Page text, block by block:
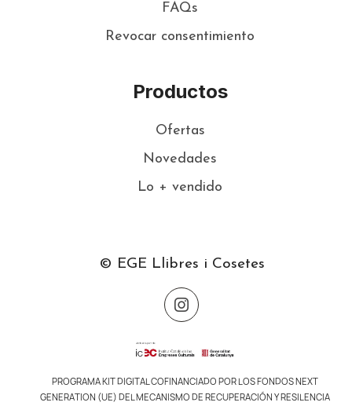
FAQs
Revocar consentimiento
Productos
Ofertas
Novedades
Lo + vendido
© EGE Llibres i Cosetes
PROGRAMA KIT DIGITAL COFINANCIADO POR LOS FONDOS NEXT
GENERATION (UE) DEL MECANISMO DE RECUPERACIÓN Y RESILENCIA